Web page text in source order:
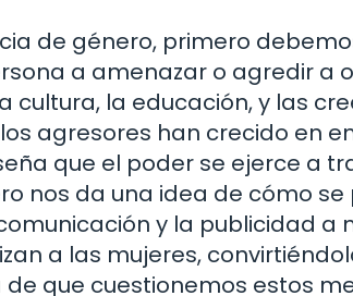
de género, primero
a amenazar o agredir a
cultura, la educación, y las
agresores han crecido en
que el poder se ejerce a
nos da una idea de cómo
y la publicidad a
a las mujeres,
que cuestionemos estos